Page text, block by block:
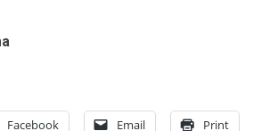
Facebook Email Print